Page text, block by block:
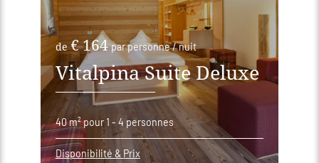
de € 164 par personne / nuit
Vitalpina Suite Deluxe
40 m²pour 1 - 4 personnes
Disponibilité & Prix